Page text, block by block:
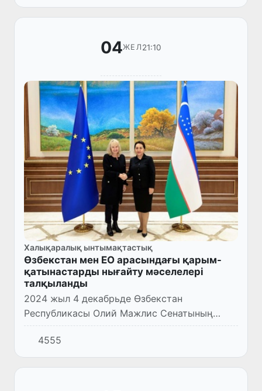
Жоқарғы Кеңгесі, халық депута...
04ЖЕЛ 21:10
Халықаралық ынтымақтастық
Өзбекстан мен ЕО арасындағы қарым-
қатынастарды нығайту мәселелері
талқыланды
2024 жыл 4 декабрьде Өзбекстан
Республикасы Олий Мажлис Сенатының
Төрайымы Т.Нарбаева Еуропа Одағының
Орталық Азия бойынша арнайы өкілі Терхи
Хакаламен кездесті.
4555